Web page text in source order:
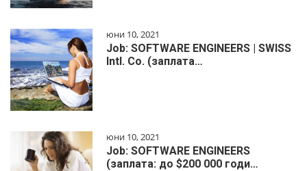
юни 10, 2021
Job: SOFTWARE ENGINEERS | SWISS
Intl. Co. (заплата…
юни 10, 2021
Job: SOFTWARE ENGINEERS
(заплата: до $200 000 годи…